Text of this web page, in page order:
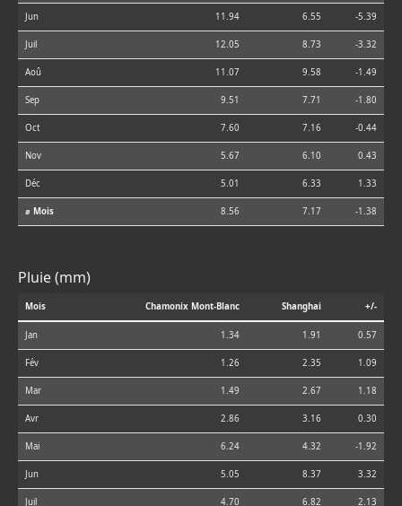
Jun 11.94 6.55 -5.39
Juil 12.05 8.73 -3.32
Aoû 11.07 9.58 -1.49
Sep 9.51 7.71 -1.80
Oct 7.60 7.16 -0.44
Nov 5.67 6.10 0.43
Déc 5.01 6.33 1.33
⌀ Mois 8.56 7.17 -1.38
Pluie (mm)
Mois Chamonix Mont-Blanc Shanghai +/-
Jan 1.34 1.91 0.57
Fév 1.26 2.35 1.09
Mar 1.49 2.67 1.18
Avr 2.86 3.16 0.30
Mai 6.24 4.32 -1.92
Jun 5.05 8.37 3.32
Juil 4.70 6.82 2.13